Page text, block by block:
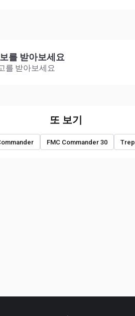
를 받아보세요
를 받아보세요
또 보기
FMC Commander 30